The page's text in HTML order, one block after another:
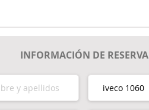
INFORMACIÓN DE RESERVA